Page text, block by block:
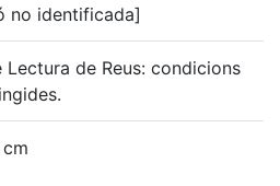
no identificada]
Lectura de Reus: condicions